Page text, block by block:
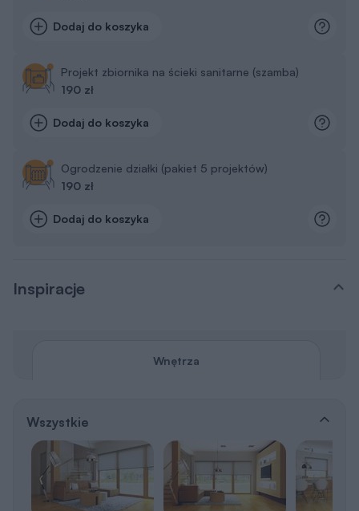
Dodaj do koszyka
Projekt zbiornika na ścieki sanitarne (szamba)
190 zł
Dodaj do koszyka
Ogrodzenie działki (pakiet 5 projektów)
190 zł
Dodaj do koszyka
Inspiracje
Wnętrza
Wszystkie